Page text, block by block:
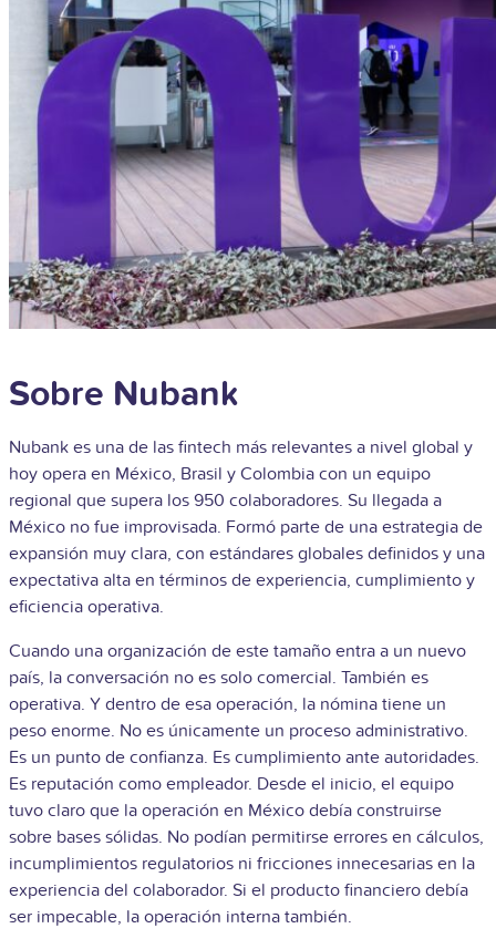
Sobre Nubank
Nubank es una de las fintech más relevantes a nivel global y
hoy opera en México, Brasil y Colombia con un equipo
regional que supera los 950 colaboradores. Su llegada a
México no fue improvisada. Formó parte de una estrategia de
expansión muy clara, con estándares globales definidos y una
expectativa alta en términos de experiencia, cumplimiento y
eficiencia operativa.
Cuando una organización de este tamaño entra a un nuevo
país, la conversación no es solo comercial. También es
operativa. Y dentro de esa operación, la nómina tiene un
peso enorme. No es únicamente un proceso administrativo.
Es un punto de confianza. Es cumplimiento ante autoridades.
Es reputación como empleador. Desde el inicio, el equipo
tuvo claro que la operación en México debía construirse
sobre bases sólidas. No podían permitirse errores en cálculos,
incumplimientos regulatorios ni fricciones innecesarias en la
experiencia del colaborador. Si el producto financiero debía
ser impecable, la operación interna también.